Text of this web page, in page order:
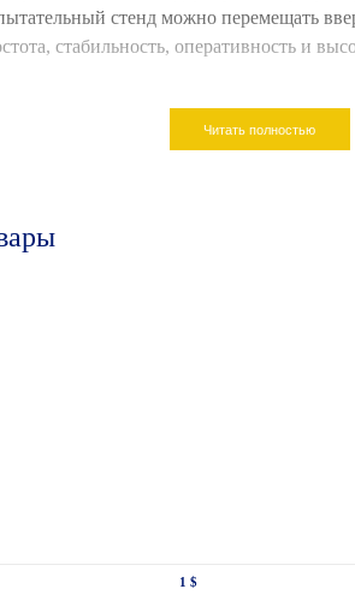
стенд можно перемещать
стабильность, оперативность и
Читать полностью
1 $